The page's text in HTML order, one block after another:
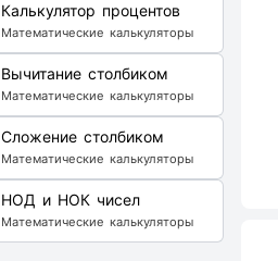
Калькулятор процентов
Математические калькуляторы
Вычитание столбиком
Математические калькуляторы
Сложение столбиком
Математические калькуляторы
НОД и НОК чисел
Математические калькуляторы